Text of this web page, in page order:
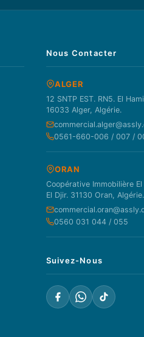
Nous Contacter
ALGER
12 SNTP EST. RN5. El
16033 Alger, Algérie.
0561-660-006 / 007 /
ORAN
Coopérative Immobilière
El Djir. 31130 Oran, Algérie.
0560 031 044 / 055
Suivez-Nous